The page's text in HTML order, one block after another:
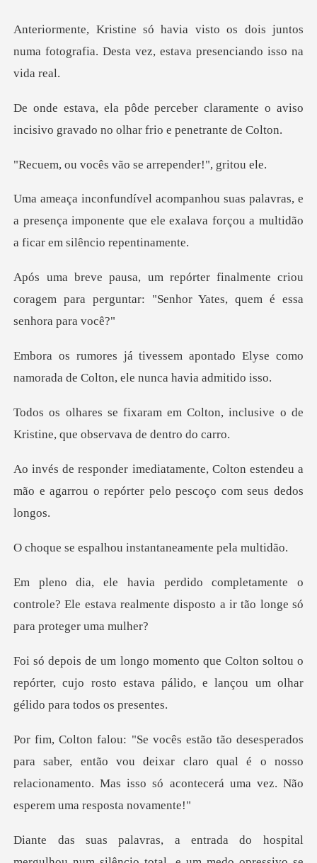
s dois juntos
numa fotografia. Desta vez
aramente o aviso
incisivo gravado no
vão se arrepende
s, e
a presença imponente que ele exalava forçou
ente criou
coragem para perguntar: "Senh
ntado Elyse como
namorada de Colt
olton, inclusive o de
Kristine,
olton estendeu a
mão e agarrou o repór
hou instantaneame
e o
controle? Ele estava realmente disposto
oltou o
repórter, cujo rosto estava pálido, e
ber, então vou deixar claro qual é o nosso
relacionamento. Mas
ospital